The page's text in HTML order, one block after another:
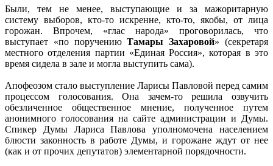
Были, тем не менее, выступающие и за мажоритарную
систему выборов, кто-то искренне, кто-то, якобы, от лица
горожан. Впрочем, «глас народа» проговорилась, что
выступает «по поручениюТамары Захаровой» (секретаря
местного отделения партии «Единая Россия», которая в это
время сидела в зале и могла выступить сама).
Апофеозом стало выступление Ларисы Павловой перед самим
процессом голосования. Она зачем-то решила озвучить
обезличенное общественное мнение, полученное путем
анонимного голосования на сайте администрации и Думы.
Спикер Думы Лариса Павлова уполномочена населением
блюсти законность в работе Думы, и горожане ждут от нее
(как и от прочих депутатов) элементарной порядочности.